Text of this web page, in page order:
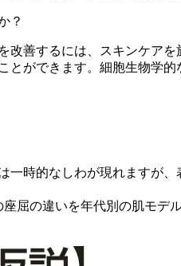
？
改善するには、スキンケア
ができます。細胞生物学
時的なしわが現れますが
屈の違いを年代別の肌モデ